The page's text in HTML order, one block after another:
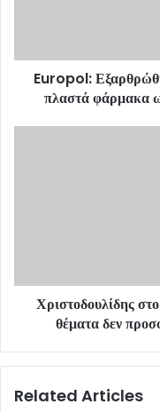
s
Europol:
πλαστά φάρμακα
Χριστοδουλίδης
θέματα δεν
Related Articles